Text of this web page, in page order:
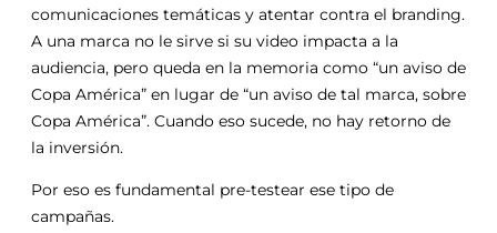
comunicaciones temáticas y atentar contra el branding.
A una marca no le sirve si su video impacta a la
audiencia, pero queda en la memoria como “un aviso de
Copa América” en lugar de “un aviso de tal marca, sobre
Copa América”. Cuando eso sucede, no hay retorno de
la inversión.
Por eso es fundamental pre-testear ese tipo de
campañas.